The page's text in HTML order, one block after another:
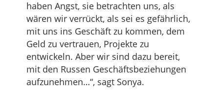
haben Angst, sie betrachten uns, als
wären wir verrückt, als sei es gefährlich,
mit uns ins Geschäft zu kommen, dem
Geld zu vertrauen, Projekte zu
entwickeln. Aber wir sind dazu bereit,
mit den Russen Geschäftsbeziehungen
aufzunehmen…“, sagt Sonya.